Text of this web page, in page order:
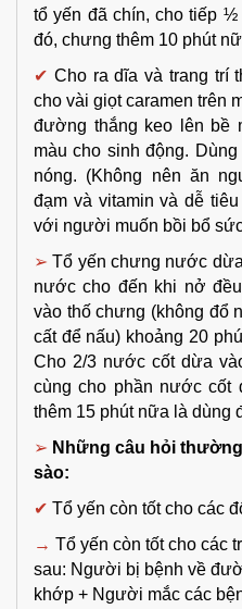
tổ yến đã chín, cho tiếp
đó, chưng thêm 10 phút
✔ Cho ra dĩa và trang trí
cho vài giọt caramen trên
đường thắng keo lên bề
màu cho sinh động.
nóng. (Không nên ăn
đạm và vitamin và dễ
với người muốn bồi bổ
➢Tổ yến chưng nước
nước cho đến khi nở
vào thố chưng (không đổ
cất để nấu) khoảng 20
Cho 2/3 nước cốt dừa
cùng cho phần nước cốt
thêm 15 phút nữa là dùng
➢ Những câu hỏi
sào:
✔ Tổ yến còn tốt cho các
→ Tổ yến còn tốt cho các
sau: Người bị bệnh về
khớp + Người mắc các